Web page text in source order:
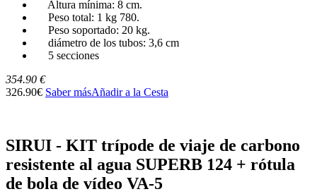
Altura mínima: 8 cm.
Peso total: 1 kg 780.
Peso soportado: 20 kg.
diámetro de los tubos: 3,6 cm
5 secciones
354.90 €
326.90€ Saber másAñadir a la Cesta
SIRUI - KIT trípode de viaje de carbono
resistente al agua SUPERB 124 + rótula
de bola de vídeo VA-5